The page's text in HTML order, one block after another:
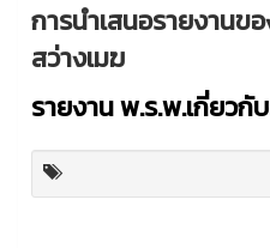
การนำเสนอรายงานข
สว่างเมฆ
รายงาน พ.ร.พ.เกี่ยว